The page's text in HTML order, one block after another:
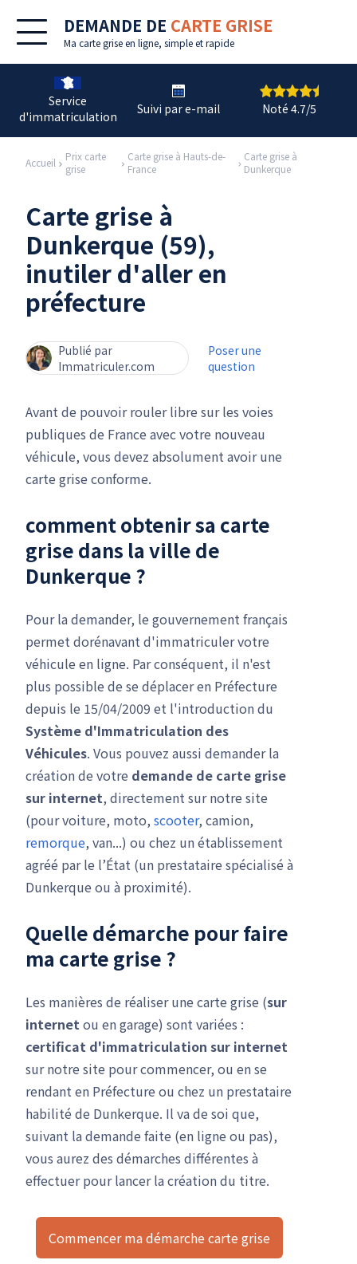
DEMANDE DE CARTE GRISE
Ma carte grise en ligne, simple et rapide
Service
d'immatriculation
Suivi par e-mail Noté 4.7/5
Accueil
Prix carte
grise
Carte grise à Hauts-de-
France
Carte grise à
Dunkerque
Carte grise à
Dunkerque (59),
inutiler d'aller en
préfecture
Publié par
Immatriculer.com
Poser une
question
Avant de pouvoir rouler libre sur les voies
publiques de France avec votre nouveau
véhicule, vous devez absolument avoir une
carte grise conforme.
comment obtenir sa carte
grise dans la ville de
Dunkerque ?
Pour la demander, le gouvernement français
permet dorénavant d'immatriculer votre
véhicule en ligne. Par conséquent, il n'est
plus possible de se déplacer en Préfecture
depuis le 15/04/2009 et l'introduction du
Système d'Immatriculation des
Véhicules. Vous pouvez aussi demander la
création de votre demande de carte grise
sur internet, directement sur notre site
(pour voiture, moto, scooter, camion,
remorque, van...) ou chez un établissement
agréé par le l’État (un prestataire spécialisé à
Dunkerque ou à proximité).
Quelle démarche pour faire
ma carte grise ?
Les manières de réaliser une carte grise (sur
internetou en garage) sont variées :
certificat d'immatriculation sur internet
sur notre site pour commencer, ou en se
rendant en Préfecture ou chez un prestataire
habilité de Dunkerque. Il va de soi que,
suivant la demande faite (en ligne ou pas),
vous aurez des démarches différentes à
effectuer pour lancer la création du titre.
Commencer ma démarche carte grise